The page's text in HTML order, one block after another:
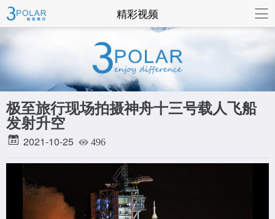
精彩视频
极至旅行现场拍摄神舟十三号载人飞船
发射升空
2021-10-25 496
联系我们